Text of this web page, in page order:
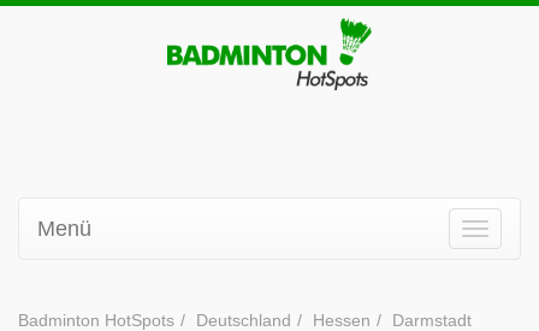
Menü
Badminton HotSpots Deutschland Hessen
Darmstadt